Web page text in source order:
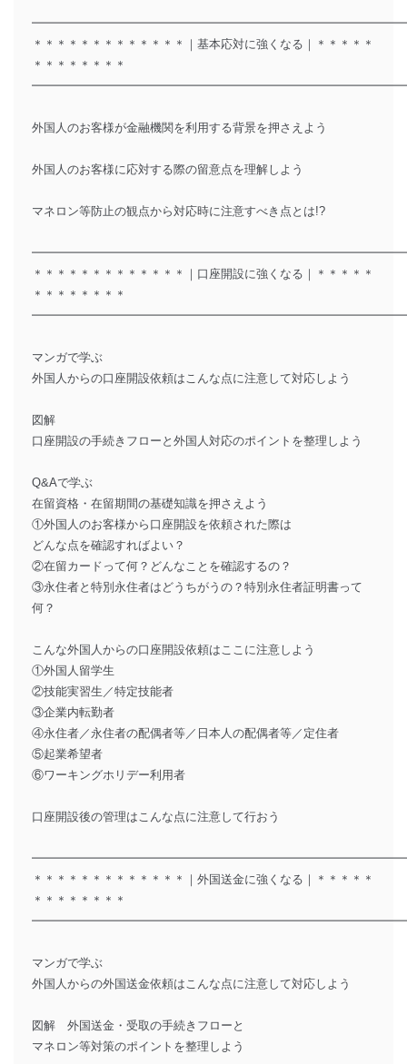
＊＊＊＊＊＊＊＊＊＊＊＊＊｜基本応対に強くなる｜＊＊＊＊＊
＊＊＊＊＊＊＊＊
外国人のお客様が金融機関を利用する背景を押さえよう
外国人のお客様に応対する際の留意点を理解しよう
マネロン等防止の観点から対応時に注意すべき点とは!?
＊＊＊＊＊＊＊＊＊＊＊＊＊｜口座開設に強くなる｜＊＊＊＊＊
＊＊＊＊＊＊＊＊
マンガで学ぶ
外国人からの口座開設依頼はこんな点に注意して対応しよう
図解
口座開設の手続きフローと外国人対応のポイントを整理しよう
Q&Aで学ぶ
在留資格・在留期間の基礎知識を押さえよう
①外国人のお客様から口座開設を依頼された際は
どんな点を確認すればよい？
②在留カードって何？どんなことを確認するの？
③永住者と特別永住者はどうちがうの？特別永住者証明書って
何？
こんな外国人からの口座開設依頼はここに注意しよう
①外国人留学生
②技能実習生／特定技能者
③企業内転勤者
④永住者／永住者の配偶者等／日本人の配偶者等／定住者
⑤起業希望者
⑥ワーキングホリデー利用者
口座開設後の管理はこんな点に注意して行おう
＊＊＊＊＊＊＊＊＊＊＊＊＊｜外国送金に強くなる｜＊＊＊＊＊
＊＊＊＊＊＊＊＊
マンガで学ぶ
外国人からの外国送金依頼はこんな点に注意して対応しよう
図解 外国送金・受取の手続きフローと
マネロン等対策のポイントを整理しよう